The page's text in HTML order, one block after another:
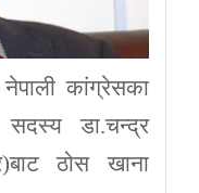
नेपाली कांग्रेसका
डा.चन्द्र
ठोस खाना